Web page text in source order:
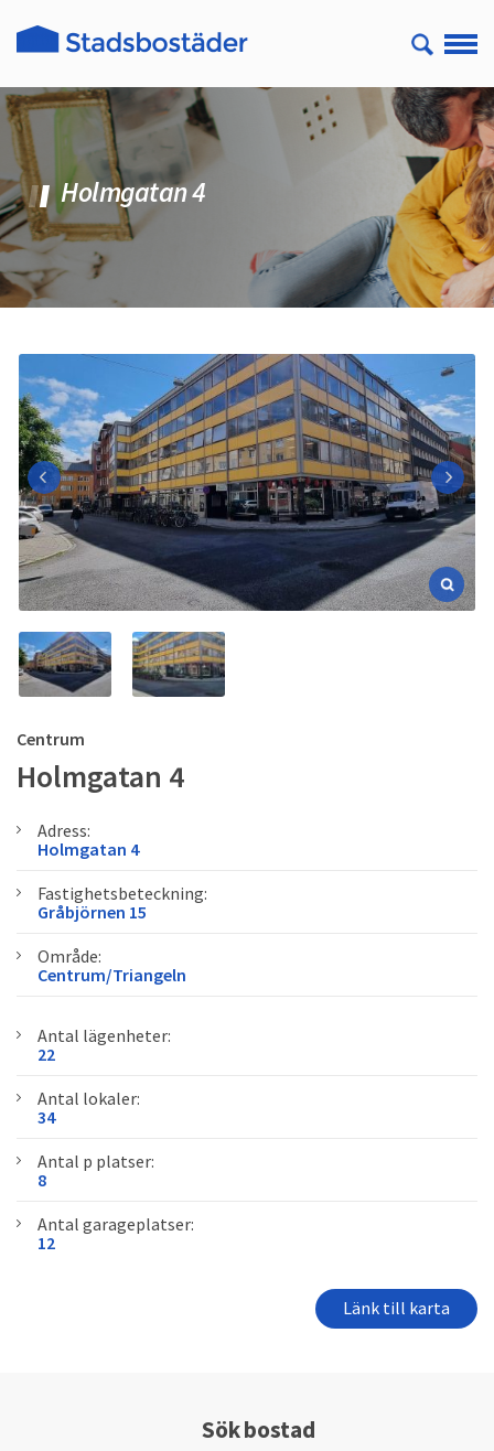
Holmgatan 4
Centrum
Holmgatan 4
Adress:
Holmgatan 4
Fastighetsbeteckning:
Gråbjörnen 15
Område:
Centrum/Triangeln
Antal lägenheter:
22
Antal lokaler:
34
Antal p platser:
8
Antal garageplatser:
12
Länk till karta
Sök bostad